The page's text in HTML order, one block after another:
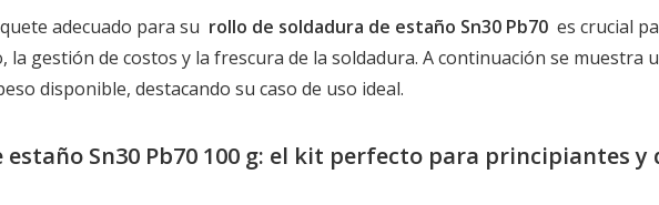
adecuado para su rollo de soldadura de estaño Sn30 Pb70 es crucial
la gestión de costos y la frescura de la soldadura. A continuación se muestra
disponible, destacando su caso de uso ideal.
Sn30 Pb70 100 g: el kit perfecto para principiantes y